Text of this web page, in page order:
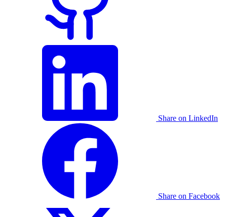
Share on LinkedIn
Share on Facebook